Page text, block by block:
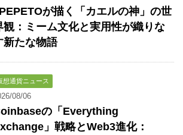
が描く「カエルの神」の世
観：ミーム文化と実用性が織りな
新たな物語
想通貨ニュース
08/06
の「Everything
」戦略とWeb3進化：